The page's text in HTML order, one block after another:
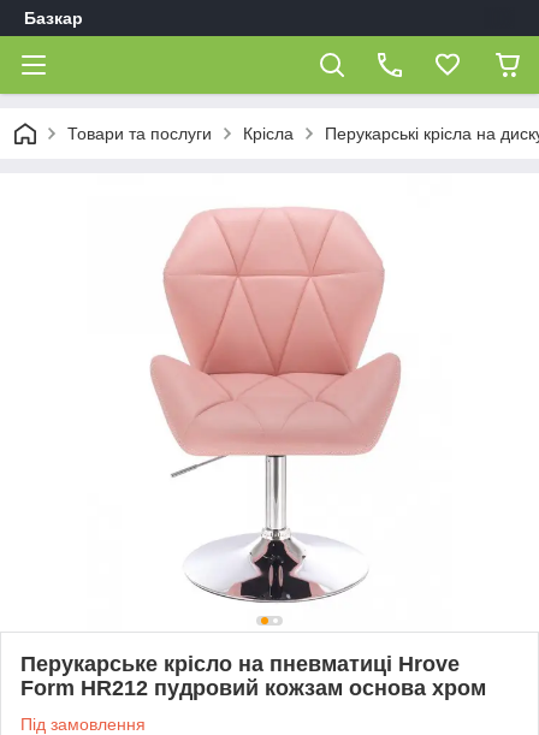
Базкар
Товари та послуги Крісла Перукарські крісла на
Перукарське крісло на пневматиці Hrove
Form HR212 пудровий кожзам основа хром
Під замовлення